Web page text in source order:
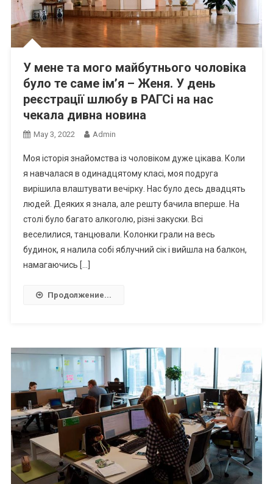
У мене та мого майбутнього чоловіка
було те саме ім’я – Женя. У день
реєстрації шлюбу в РАГСі на нас
чекала дивна новина
May 3, 2022 Admin
Моя історія знайомства із чоловіком дуже цікава. Коли
я навчалася в одинадцятому класі, моя подруга
вирішила влаштувати вечірку. Нас було десь двадцять
людей. Деяких я знала, але решту бачила вперше. На
столі було багато алкоrолю, різні закуски. Всі
веселилися, танцювали. Колонки грали на весь
будинок, я налила собі яблучний сік і вийшла на балкон,
намагаючись […]
Продолжение...